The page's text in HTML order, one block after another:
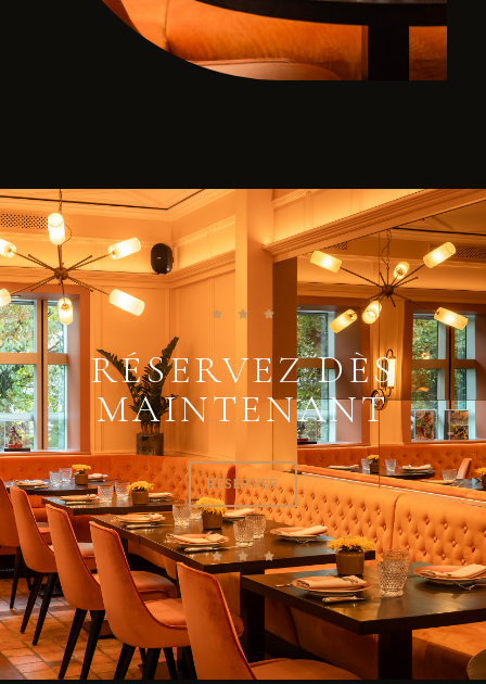
RÉSERVEZ DÈS
MAINTENANT
RÉSERVER